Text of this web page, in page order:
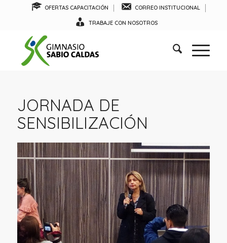
OFERTAS CAPACITACIÓN CORREO INSTITUCIONAL
TRABAJE CON NOSOTROS
JORNADA DE
SENSIBILIZACIÓN